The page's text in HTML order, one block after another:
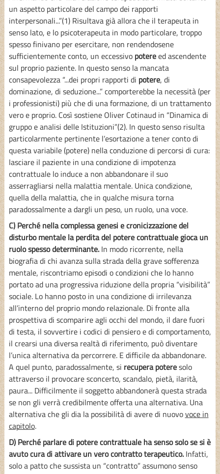
un aspetto particolare del campo dei rapporti
interpersonali...”(1) Risultava già allora che il terapeuta in
senso lato, e lo psicoterapeuta in modo particolare, troppo
spesso finivano per esercitare, non rendendosene
sufficientemente conto, un eccessivo potereed ascendente
sul proprio paziente. In questo senso la mancata
consapevolezza “...dei propri rapporti di potere, di
dominazione, di seduzione...” comporterebbe la necessità (per
i professionisti) più che di una formazione, di un trattamento
vero e proprio. Così sostiene Oliver Cotinaud in “Dinamica di
gruppo e analisi delle Istituzioni”(2). In questo senso risulta
particolarmente pertinente l’esortazione a tener conto di
questa variabile (potere) nella conduzione di percorsi di cura:
lasciare il paziente in una condizione di impotenza
contrattuale lo induce a non abbandonare il suo
asserragliarsi nella malattia mentale. Unica condizione,
quella della malattia, che in qualche misura torna
paradossalmente a dargli un peso, un ruolo, una voce.
C) Perché nella complessa genesi e cronicizzazione del
disturbo mentale la perdita del potere contrattuale gioca un
ruolo spesso determinante.In modo ricorrente, nella
biografia di chi avanza sulla strada della grave sofferenza
mentale, riscontriamo episodi o condizioni che lo hanno
portato ad una progressiva riduzione della propria “visibilità”
sociale. Lo hanno posto in una condizione di irrilevanza
all’interno del proprio mondo relazionale. Di fronte alla
prospettiva di scomparire agli occhi del mondo, il dare fuori
di testa, il sovvertire i codici di pensiero e di comportamento,
il crearsi una diversa realtà di riferimento, può diventare
l’unica alternativa da percorrere. E difficile da abbandonare.
A quel punto, paradossalmente, si recupera poteresolo
attraverso il provocare sconcerto, scandalo, pietà, ilarità,
paura... Difficilmente il soggetto abbandonerà questa strada
se non gli verrà credibilmente offerta una alternativa. Una
alternativa che gli dia la possibilità di avere di nuovovoce in
capitolo.
D) Perché parlare di potere contrattuale ha senso solo se si è
avuto cura di attivare un vero contratto terapeutico.Infatti,
solo a patto che sussista un “contratto” assumono senso